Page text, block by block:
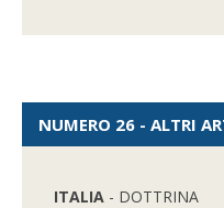
NUMERO 26 - ALTRI
ITALIA - DOTTRINA